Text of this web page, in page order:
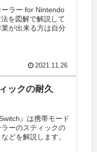
ラー for Nintendo
を図解で解説して
が出来る方は自分
2021.11.26
ックの耐久
』は携帯モード
ーのスティックの
どを解説します。